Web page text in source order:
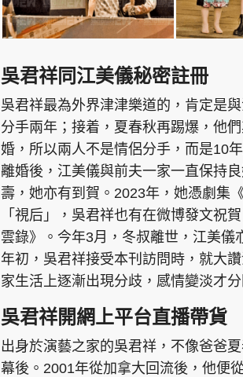
吳君祥同江美儀秘密註冊
吳君祥最為外界津津樂道的，肯定是
分手兩年；接着，夏春秋再踢爆，他
婚，所以兩人不是情侶分手，而是10
離婚後，江美儀與前夫一家一直保持
壽，她亦有到賀。2023年，她憑劇集
「視后」，吳君祥也有在微博發文祝
雲錄》。今年3月，冬叔離世，江美
年初，吳君祥接受本刊訪問時，就大
家生活上逐漸出現分歧，感情變淡才分
吳君祥開網上平台直播帶貨
出身於演藝之家的吳君祥，不像爸爸
幕後。2001年從加拿大回流後，他便